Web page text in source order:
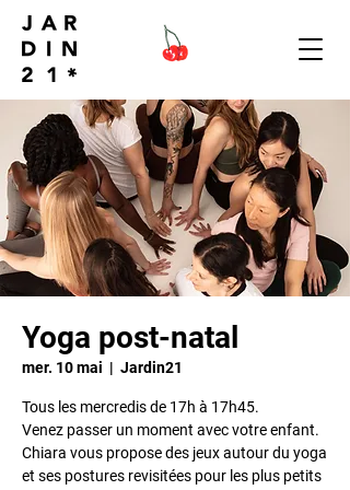
Yoga post-natal
mer. 10 mai
  |
Jardin21
Tous les mercredis de 17h à 17h45.
Venez passer un moment avec votre enfant.
Chiara vous propose des jeux autour du yoga
et ses postures revisitées pour les plus petits